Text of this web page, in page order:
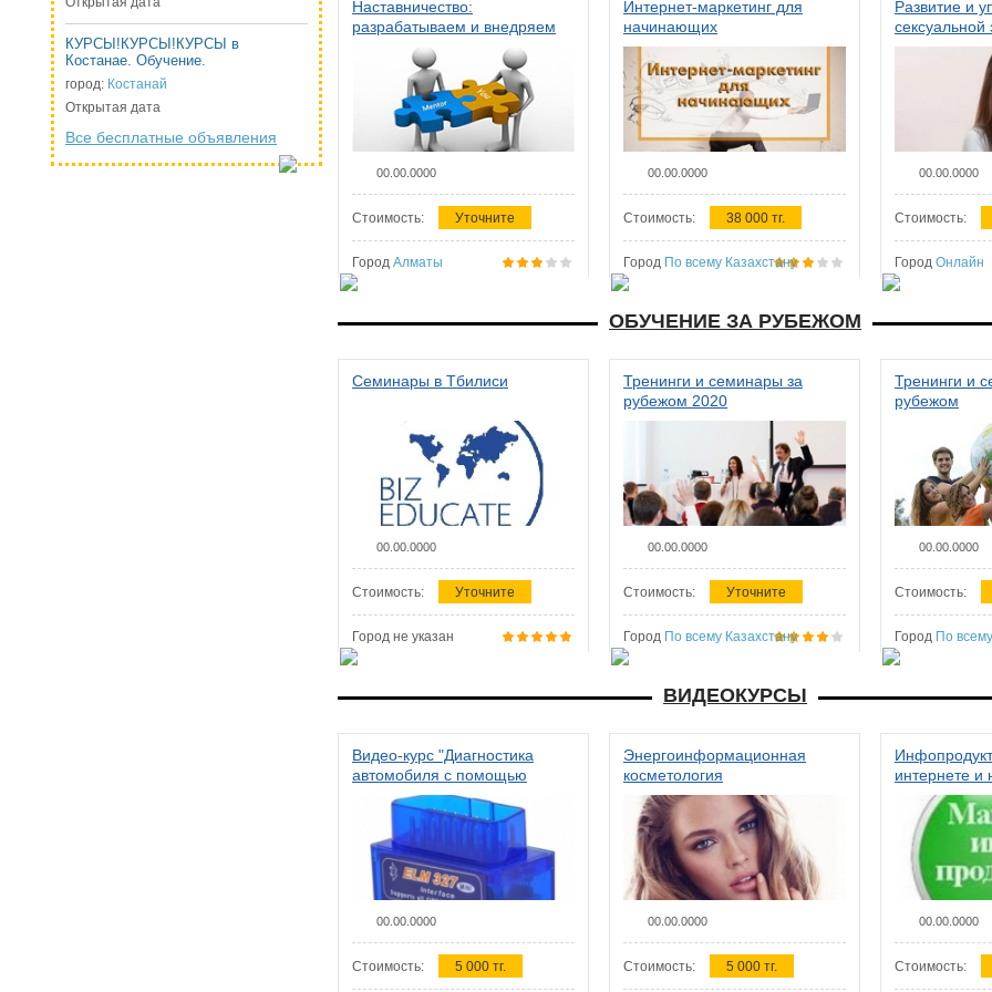
КУРСЫ!КУРСЫ!КУРСЫ в
Костанае. Обучение.
город: Костанай
Открытая дата
Все бесплатные объявления
Наставничество:
разрабатываем и внедряем
систему наставничества в
организации
00.00.0000
Стоимость: Уточните
Город Алматы
Интернет-маркетинг для
начинающих
00.00.0000
Стоимость: 38 000 тг.
Город По всему Казахстану
Развитие и
сексуальной
женщин
00.00.0000
Стоимость:
Город Онлайн
ОБУЧЕНИЕ ЗА РУБЕЖОМ
Семинары в Тбилиси
00.00.0000
Стоимость: Уточните
Город не указан
Тренинги и семинары за
рубежом 2020
00.00.0000
Стоимость: Уточните
Город По всему Казахстану
Тренинги и
рубежом
00.00.0000
Стоимость:
Город По
ВИДЕОКУРСЫ
Видео-курс "Диагностика
автомобиля с помощью
сканера ELM 327"
00.00.0000
Стоимость: 5 000 тг.
Энергоинформационная
косметология
00.00.0000
Стоимость: 5 000 тг.
интернете и
00.00.0000
Стоимость: